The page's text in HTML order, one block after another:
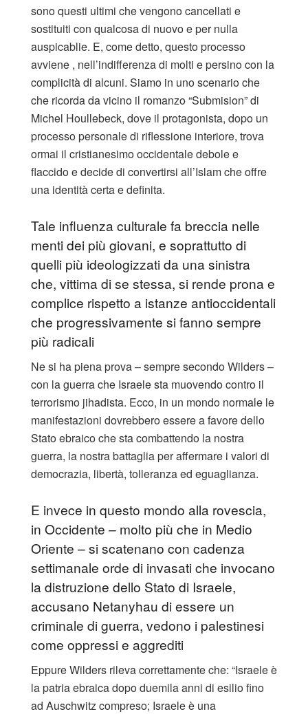
sono questi ultimi che vengono cancellati e
sostituiti con qualcosa di nuovo e per nulla
auspicablie. E, come detto, questo processo
avviene , nell’indifferenza di molti e persino con la
complicità di alcuni. Siamo in uno scenario che
che ricorda da vicino il romanzo “Submision” di
Michel Houllebeck, dove il protagonista, dopo un
processo personale di riflessione interiore, trova
ormai il cristianesimo occidentale debole e
flaccido e decide di convertirsi all’Islam che offre
una identità certa e definita.
Tale influenza culturale fa breccia nelle
menti dei più giovani, e soprattutto di
quelli più ideologizzati da una sinistra
che, vittima di se stessa, si rende prona e
complice rispetto a istanze antioccidentali
che progressivamente si fanno sempre
più radicali
Ne si ha piena prova – sempre secondo Wilders –
con la guerra che Israele sta muovendo contro il
terrorismo jihadista. Ecco, in un mondo normale le
manifestazioni dovrebbero essere a favore dello
Stato ebraico che sta combattendo la nostra
guerra, la nostra battaglia per affermare i valori di
democrazia, libertà, tolleranza ed eguaglianza.
E invece in questo mondo alla rovescia,
in Occidente – molto più che in Medio
Oriente – si scatenano con cadenza
settimanale orde di invasati che invocano
la distruzione dello Stato di Israele,
accusano Netanyhau di essere un
criminale di guerra, vedono i palestinesi
come oppressi e aggrediti
Eppure Wilders rileva correttamente che: “Israele è
la patria ebraica dopo duemila anni di esilio fino
ad Auschwitz compreso; Israele è una